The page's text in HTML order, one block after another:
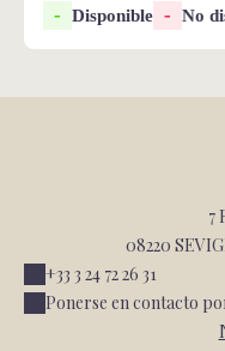
- Disponible - No
7
08220
+33 3 24 72 26 31
Ponerse en contacto